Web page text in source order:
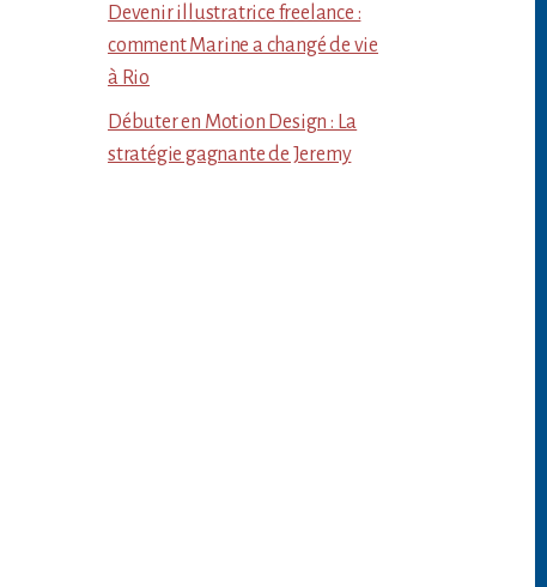
Devenir illustratrice freelance :
comment Marine a changé de vie
à Rio
Débuter en Motion Design : La
stratégie gagnante de Jeremy